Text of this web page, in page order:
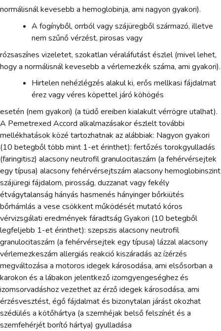
normálisnál kevesebb a hemoglobinja, ami nagyon gyakori).
A fogínyből, orrból vagy szájüregből származó, illetve
nem szűnő vérzést, pirosas vagy
rózsaszínes vizeletet, szokatlan véraláfutást észlel (mivel lehet,
hogy a normálisnál kevesebb a vérlemezkék száma, ami gyakori).
Hirtelen nehézlégzés alakul ki, erős mellkasi fájdalmat
érez vagy véres köpettel járó köhögés
esetén (nem gyakori) (a tüdő ereiben kialakult vérrögre utalhat).
A Pemetrexed Accord alkalmazásakor észlelt további
mellékhatások közé tartozhatnak az alábbiak: Nagyon gyakori
(10 betegből több mint 1-et érinthet): fertőzés torokgyulladás
(faringitisz) alacsony neutrofil granulocitaszám (a fehérvérsejtek
egy típusa) alacsony fehérvérsejtszám alacsony hemoglobinszint
szájüregi fájdalom, pirosság, duzzanat vagy fekély
étvágytalanság hányás hasmenés hányinger bőrkiütés
bőrhámlás a vese csökkent működését mutató kóros
vérvizsgálati eredmények fáradtság Gyakori (10 betegből
legfeljebb 1-et érinthet): szepszis alacsony neutrofil
granulocitaszám (a fehérvérsejtek egy típusa) lázzal alacsony
vérlemezkeszám allergiás reakció kiszáradás az ízérzés
megváltozása a motoros idegek károsodása, ami elsősorban a
karokon és a lábakon jelentkező izomgyengeséghez és
izomsorvadáshoz vezethet az érző idegek károsodása, ami
érzésvesztést, égő fájdalmat és bizonytalan járást okozhat
szédülés a kötőhártya (a szemhéjak belső felszínét és a
szemfehérjét borító hártya) gyulladása